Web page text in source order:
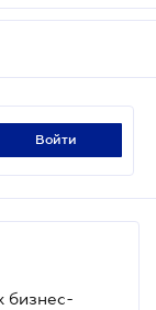
войти
бизнес-